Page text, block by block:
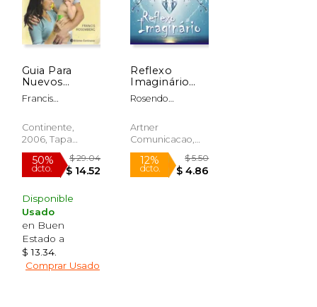
12%
dcto. $ 4.82
15%
dcto.
$ 28.84
$ 24.52
Guia Para
Nuevos
Padres
Francis
Continente,
2006, Tapa
Blanda, Nuevo
Disponible
Usado
en Buen
Estado a
$ 13.34
Comprar Usado
Reflexo
Imaginário
(en
Portugués)
Rosendo
Rosemberg
Emanuel
Artner
Comunicacao,
Tapa Blanda,
Nuevo